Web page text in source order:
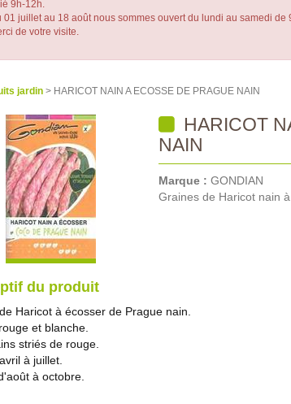
9h-12h.
01 juillet au 18 août nous sommes ouvert du lundi au samedi de
de votre visite.
jardin > HARICOT NAIN A ECOSSE DE PRAGUE NAIN
HARICOT
NAIN
Marque : GONDIAN
Graines de Haricot nain
du produit
Haricot à écosser de Prague nain.
et blanche.
striés de rouge.
à juillet.
à octobre.